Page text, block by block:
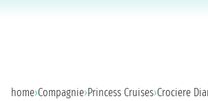
home›Compagnie›Princess Cruises›Crociere